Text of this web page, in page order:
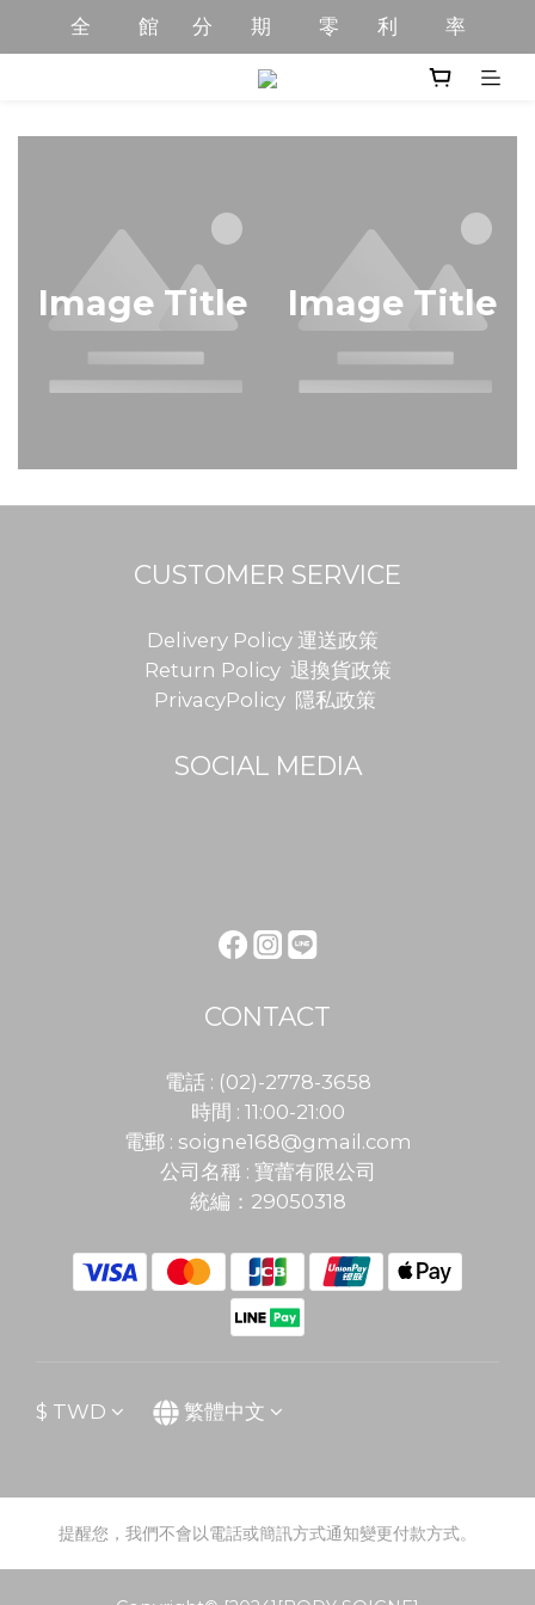
全          館       分        期          零        利          率
全          館       分        期          零        利          率
全       館       限         時           優         惠         中
全         館         商        品         免         運         中
Image Title Image Title
CUSTOMER SERVICE
Delivery Policy 運送政策
Return Policy 退換貨政策
PrivacyPolicy 隱私政策
SOCIAL MEDIA
CONTACT
電話 : (02)-2778-3658
時間 : 11:00-21:00
電郵 : soigne168@gmail.com
公司名稱 : 寶蕾有限公司
統編：29050318
$ TWD 繁體中文
提醒您，我們不會以電話或簡訊方式通知變更付款方式。